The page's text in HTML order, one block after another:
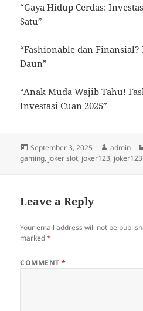
“Gaya Hidup Cerdas:
Satu”
“Fashionable dan
Daun”
“Anak Muda Wajib Tahu!
Investasi Cuan 2025”
Posted
on
September 3, 2025 Author
admin
gaming, joker slot, joker123,
Leave a Reply
Your email address will not be
marked*
COMMENT*